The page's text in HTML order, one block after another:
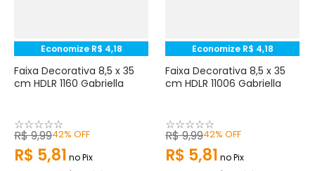
Economize R$ 4,18
Faixa Decorativa 8,5 x 35
cm HDLR 1160 Gabriella
☆☆☆☆☆
R$9,9942% OFF
R$ 5,81 no Pix
Economize R$ 4,18
Faixa Decorativa 8,5 x 35
cm HDLR 11006 Gabriella
☆☆☆☆☆
R$9,9942% OFF
R$ 5,81 no Pix